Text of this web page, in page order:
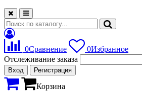
0Сравнение 0Избранное
Отслеживание заказа
Вход Регистрация
Корзина